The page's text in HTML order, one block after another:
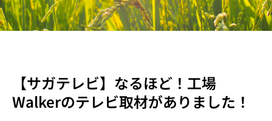
【サガテレビ】なるほど！工場
Walkerのテレビ取材がありました！